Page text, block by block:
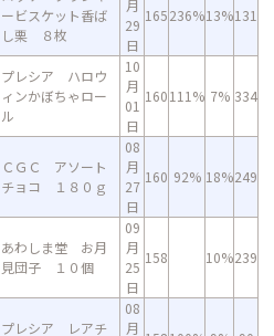
ービスケット香ば
し栗 ８枚
月
29
日
165236%13%131
プレシア ハロウ
ィンかぼちゃロー
ル
10
月
01
日
160111% 7% 334
ＣＧＣ アソート
チョコ １８０ｇ
08
月
27
日
160 92% 18%249
あわしま堂 お月
見団子 １０個
09
月
25
日
158 10%239
プレシア レアチ
08
月